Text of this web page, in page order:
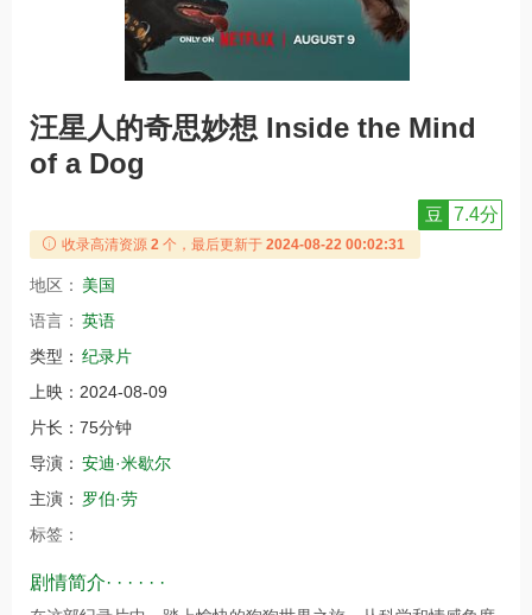
汪星人的奇思妙想 Inside the Mind
of a Dog
豆 7.4分
收录高清资源 2 个，最后更新于 2024-08-22 00:02:31
地区： 美国
语言： 英语
类型： 纪录片
上映： 2024-08-09
片长： 75分钟
导演： 安迪·米歇尔
主演： 罗伯·劳
标签：
剧情简介· · · · · ·